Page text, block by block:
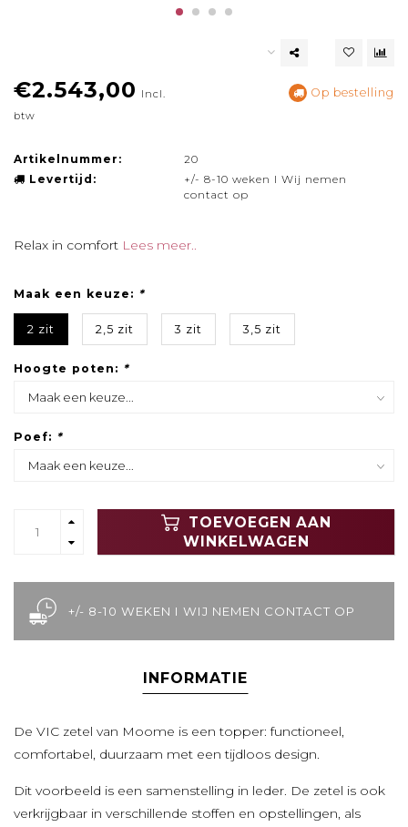
€2.543,00 Incl.
btw
Op bestelling
Artikelnummer:
20
Levertijd:
+/- 8-10 weken I Wij nemen
contact op
Relax in comfort Lees meer..
Maak een keuze: *
2 zit 2,5 zit 3 zit 3,5 zit
Hoogte poten: *
Poef: *
TOEVOEGEN AAN
WINKELWAGEN
+/- 8-10 WEKEN I WIJ NEMEN CONTACT OP
INFORMATIE
De VIC zetel van Moome is een topper: functioneel,
comfortabel, duurzaam met een tijdloos design.
Dit voorbeeld is een samenstelling in leder. De zetel is ook
verkrijgbaar in verschillende stoffen en opstellingen, als